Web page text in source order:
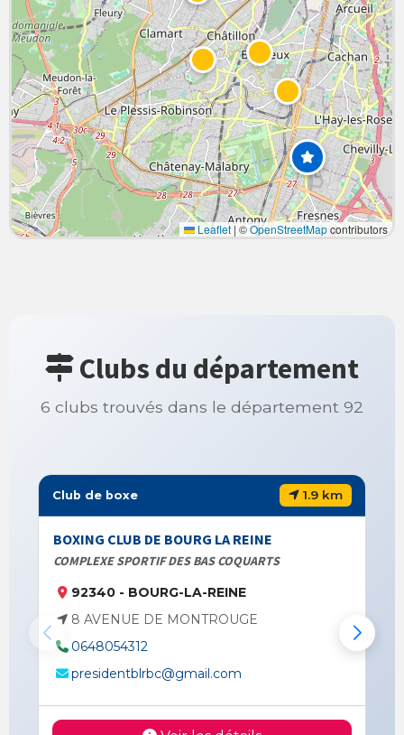
Leaflet|©OpenStreetMapcontributors
Clubs du département
6 clubs trouvés dans le département 92
Club de boxe 1.9 km
BOXING CLUB DE BOURG LA REINE
COMPLEXE SPORTIF DES BAS COQUARTS
92340 - BOURG-LA-REINE
8 AVENUE DE MONTROUGE
0648054312
presidentblrbc@gmail.com